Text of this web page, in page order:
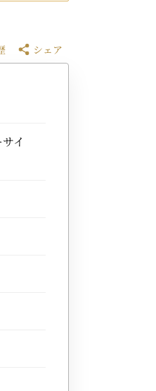
シェア
イ